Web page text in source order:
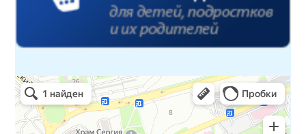
Детская библиотека № 14 Дружбы народов
Библиотека в Севастополе